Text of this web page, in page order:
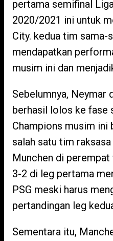
pertama semifinal
2020/2021 ini untuk
City. kedua tim sama-
mendapatkan
musim ini dan
Sebelumnya, Neymar
berhasil lolos ke fase
Champions musim ini
salah satu tim
Munchen di
3-2 di leg pertama
PSG meski harus
pertandingan leg
Sementara itu,